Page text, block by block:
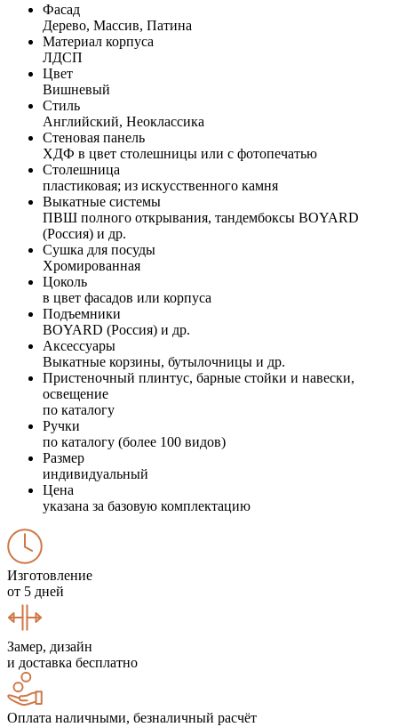
Фасад
Дерево, Массив, Патина
Материал корпуса
ЛДСП
Цвет
Вишневый
Стиль
Английский, Неоклассика
Стеновая панель
ХДФ в цвет столешницы или с фотопечатью
Столешница
пластиковая; из искусственного камня
Выкатные системы
ПВШ полного открывания, тандембоксы BOYARD
(Россия) и др.
Сушка для посуды
Хромированная
Цоколь
в цвет фасадов или корпуса
Подъемники
BOYARD (Россия) и др.
Аксессуары
Выкатные корзины, бутылочницы и др.
Пристеночный плинтус, барные стойки и навески,
освещение
по каталогу
Ручки
по каталогу (более 100 видов)
Размер
индивидуальный
Цена
указана за базовую комплектацию
Изготовление
от 5 дней
Замер, дизайн
и доставка бесплатно
Оплата наличными, безналичный расчёт